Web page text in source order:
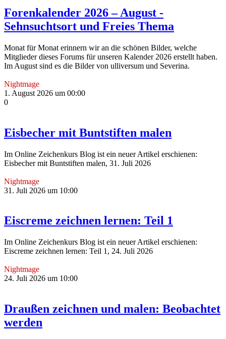
Forenkalender 2026 – August -
Sehnsuchtsort und Freies Thema
Monat für Monat erinnern wir an die schönen Bilder, welche
Mitglieder dieses Forums für unseren Kalender 2026 erstellt haben.
Im August sind es die Bilder von ulliversum und Severina.
Nightmage
1. August 2026 um 00:00
0
Eisbecher mit Buntstiften malen
Im Online Zeichenkurs Blog ist ein neuer Artikel erschienen:
Eisbecher mit Buntstiften malen, 31. Juli 2026
Nightmage
31. Juli 2026 um 10:00
Eiscreme zeichnen lernen: Teil 1
Im Online Zeichenkurs Blog ist ein neuer Artikel erschienen:
Eiscreme zeichnen lernen: Teil 1, 24. Juli 2026
Nightmage
24. Juli 2026 um 10:00
Draußen zeichnen und malen: Beobachtet
werden